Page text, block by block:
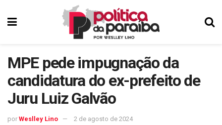
MPE pede impugnação da
candidatura do ex-prefeito de
Juru Luiz Galvão
por Weslley Lino 2 de agosto de 2024